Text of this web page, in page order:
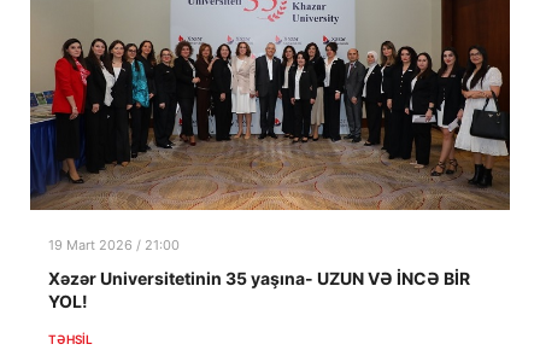
19 Mart 2026 / 21:00
Xəzər Universitetinin 35 yaşına- UZUN VƏ İNCƏ BİR
YOL!
TƏHSIL